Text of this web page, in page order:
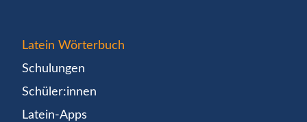
Latein Wörterbuch
Schulungen
Schüler:innen
Latein-Apps